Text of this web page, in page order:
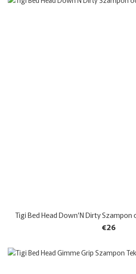
Tigi Bed Head Down’N Dirty
€26